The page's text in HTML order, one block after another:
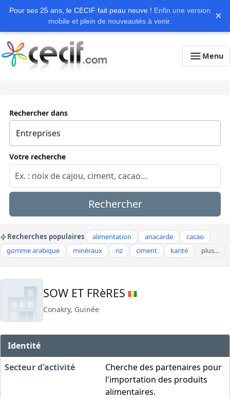
Pour ses 25 ans, le CECIF fait peau neuve ! Enfin une version
mobile et plein de nouveautés à venir.
×
Menu
Rechercher dans
Votre recherche
Rechercher
Recherches populaires alimentation anacarde
cacao
gomme arabique
minéraux riz ciment karité plus…
SOW ET FRèRES
Conakry, Guinée
Identité
Secteur d'activité
Cherche des partenaires pour
l'importation des produits
alimentaires.